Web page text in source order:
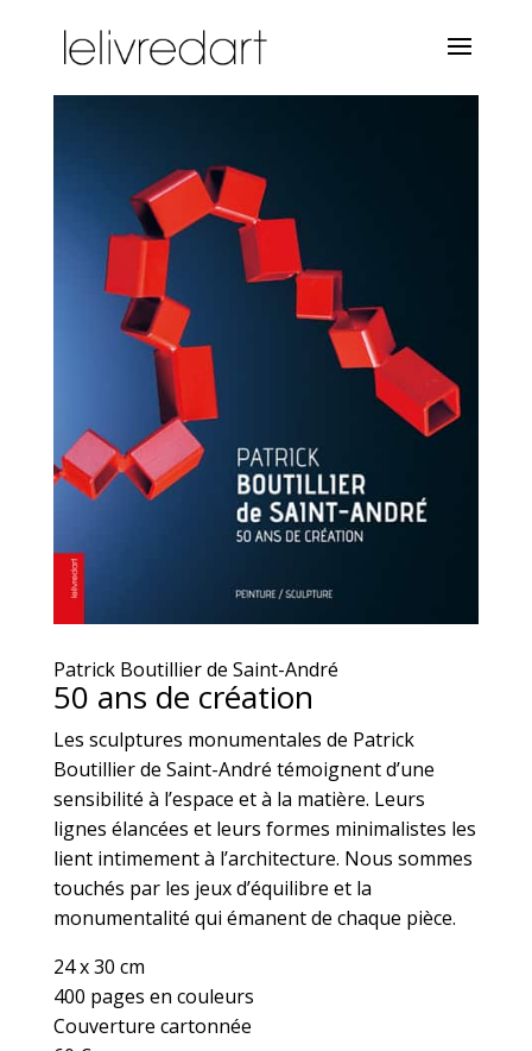
Patrick Boutillier de Saint-André
50 ans de création
Les sculptures monumentales de Patrick
Boutillier de Saint-André témoignent d’une
sensibilité à l’espace et à la matière. Leurs
lignes élancées et leurs formes minimalistes les
lient intimement à l’architecture. Nous sommes
touchés par les jeux d’équilibre et la
monumentalité qui émanent de chaque pièce.
24 x 30 cm
400 pages en couleurs
Couverture cartonnée